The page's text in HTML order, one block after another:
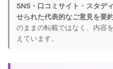
SNS・口コミサイト・スタデ
せられた代表的なご意見を要
のままの転載ではなく、内容
えています。